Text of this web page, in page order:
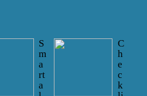
S
m
a
rt
a
C
h
e
c
k